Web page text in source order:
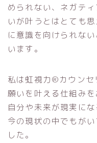
められない、ネガテ
いが叶うとはとても
に意識を向けられな
います。
私は虹視力®カウンセ
願いを叶える仕組み
自分や未来が現実に
今の現状の中でもが
した。